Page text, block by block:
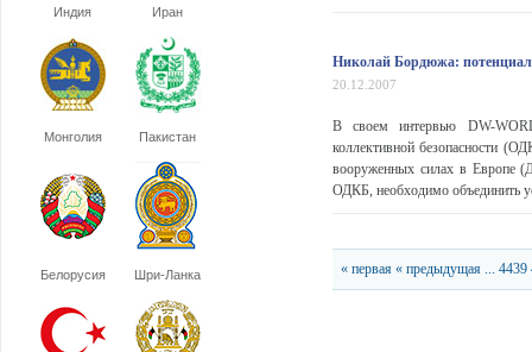
Индия Иран
Монголия Пакистан
Белорусия Шри-Ланка
Николай Бордюжа:
20.12.2007
В своем интервью DW-
коллективной безопасности
вооруженных силах в Европе
ОДКБ, необходимо объединить
« первая « предыдущая ... 4439